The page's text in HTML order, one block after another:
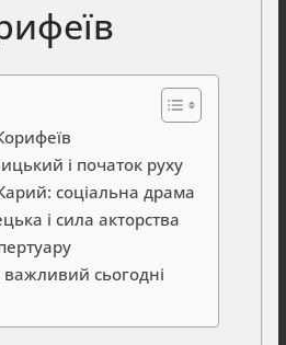
і початок руху
соціальна драма
і сила акторства
сьогодні